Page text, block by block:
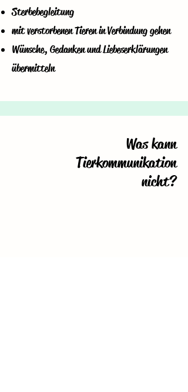
Sterbebegleitung
mit verstorbenen Tieren in Verbindung gehen
Wünsche, Gedanken und Liebeserklärungen
übermitteln
Was kann
Tierkommunikation
nicht?